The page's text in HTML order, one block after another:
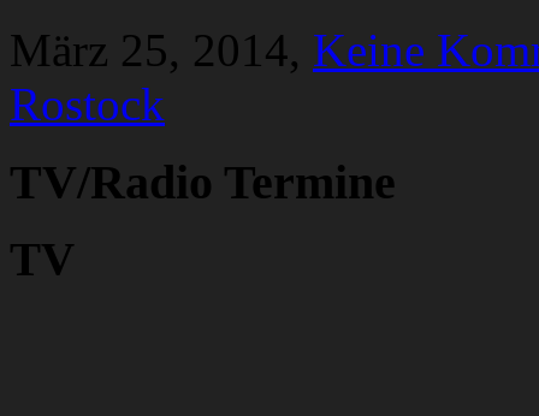
März 25, 2014, Keine
Rostock
TV/Radio Termine
TV